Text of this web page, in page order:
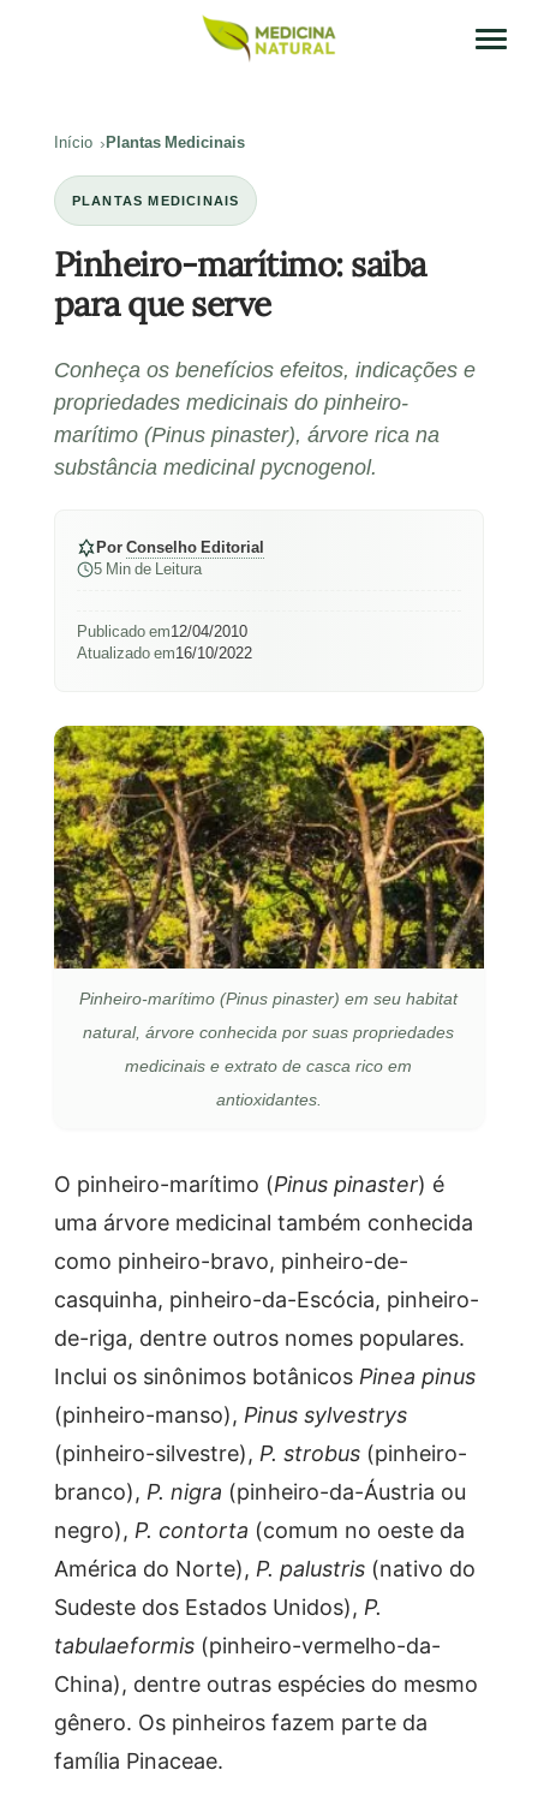
Início Plantas Medicinais
PLANTAS MEDICINAIS
Pinheiro-marítimo: saiba
para que serve
Conheça os benefícios efeitos, indicações e
propriedades medicinais do pinheiro-
marítimo (Pinus pinaster), árvore rica na
substância medicinal pycnogenol.
PorConselho Editorial
5 Min de Leitura
Publicado em12/04/2010
Atualizado em16/10/2022
Pinheiro-marítimo (Pinus pinaster) em seu habitat
natural, árvore conhecida por suas propriedades
medicinais e extrato de casca rico em
antioxidantes.
O pinheiro-marítimo (Pinus pinaster) é
uma árvore medicinal também conhecida
como pinheiro-bravo, pinheiro-de-
casquinha, pinheiro-da-Escócia, pinheiro-
de-riga, dentre outros nomes populares.
Inclui os sinônimos botânicos Pinea pinus
(pinheiro-manso), Pinus sylvestrys
(pinheiro-silvestre), P. strobus(pinheiro-
branco), P. nigra (pinheiro-da-Áustria ou
negro), P. contorta (comum no oeste da
América do Norte), P. palustris(nativo do
Sudeste dos Estados Unidos), P.
tabulaeformis(pinheiro-vermelho-da-
China), dentre outras espécies do mesmo
gênero. Os pinheiros fazem parte da
família Pinaceae.